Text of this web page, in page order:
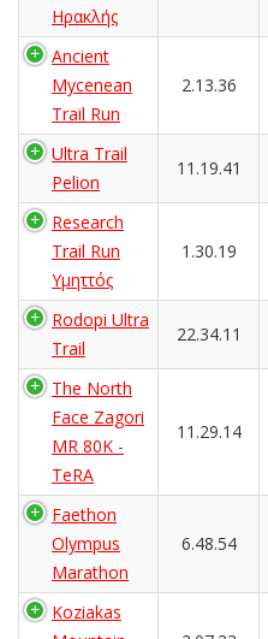
Ηρακλής
Ancient
Mycenean
Trail Run
2.13.36
Ultra Trail
Pelion
11.19.41
Research
Trail Run
Υμηττός
1.30.19
Rodopi Ultra
Trail
22.34.11
The North
Face Zagori
MR 80K -
TeRA
11.29.14
Faethon
Olympus
Marathon
6.48.54
Koziakas